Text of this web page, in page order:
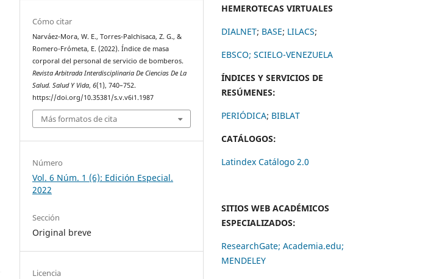
Cómo citar
Narváez-Mora, W. E., Torres-Palchisaca, Z. G., &
Romero-Frómeta, E. (2022). Índice de masa
corporal del personal de servicio de bomberos.
Revista Arbitrada Interdisciplinaria De Ciencias De La
Salud. Salud Y Vida,6(1), 740–752.
https://doi.org/10.35381/s.v.v6i1.1987
Más formatos de cita
Número
Vol. 6 Núm. 1 (6): Edición Especial.
2022
Sección
Original breve
Licencia
HEMEROTECAS VIRTUALES
DIALNET; BASE; LILACS;
EBSCO; SCIELO-VENEZUELA
ÍNDICES Y SERVICIOS DE
RESÚMENES:
PERIÓDICA; BIBLAT
CATÁLOGOS:
Latindex Catálogo 2.0
SITIOS WEB ACADÉMICOS
ESPECIALIZADOS:
ResearchGate; Academia.edu;
MENDELEY